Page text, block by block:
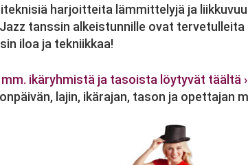
harjoitteita lämmittelyjä ja
tanssin alkeistunnille ovat
iloa ja tekniikkaa!
ikäryhmistä ja tasoista löytyvät täältä
lajin, ikärajan, tason ja opettajan